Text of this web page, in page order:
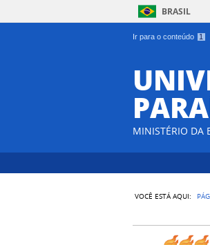
Ir para o conteúdo 1
BRASIL
MINISTÉRIO DA
VOCÊ ESTÁ AQUI: